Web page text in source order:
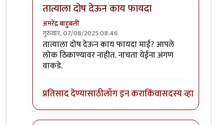
तात्याला दोष देऊन काय फायदा
अमरेंद्र बाहुबली
गुरुवार, 07/08/2025 08:46
In reply toसफरbyमाईसाहेब कुरसूंदीकर
तात्याला दोष देऊन काय फायदा माई? आपले
लोक ठिकाण्यावर नाहीत. नाचता येईना अंगण
वाकडे.
प्रतिसाद देण्यासाठीलॉग इन कराकिंवासदस्य व्हा